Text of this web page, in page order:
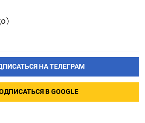
НА ТЕЛЕГРАМ
В GOOGLE